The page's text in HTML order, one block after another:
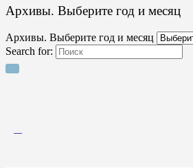
Архивы. Выберите год и месяц
Архивы. Выберите год и месяц
Search for: